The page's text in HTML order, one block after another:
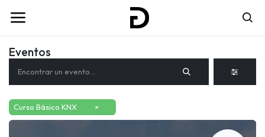
Eventos
Curso Básico KNX ×